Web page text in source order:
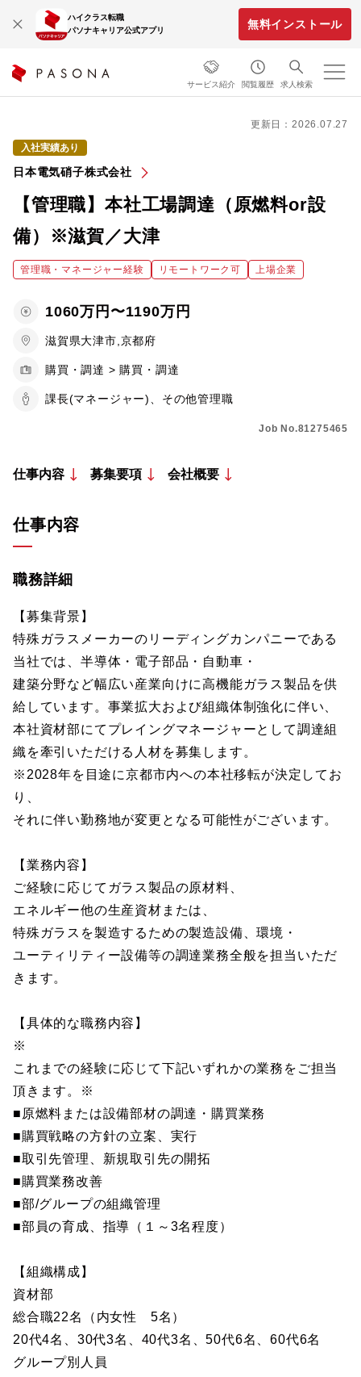
ハイクラス転職
パソナキャリア公式アプリ
無料インストール
サービス紹介 閲覧履歴 求人検索
更新日：2026.07.27
入社実績あり
日本電気硝子株式会社
【管理職】本社工場調達（原燃料or設
備）※滋賀／大津
管理職・マネージャー経験 リモートワーク可 上場企業
1060万円〜1190万円
滋賀県大津市,京都府
購買・調達 > 購買・調達
課長(マネージャー)、その他管理職
Job No.81275465
仕事内容 募集要項 会社概要
仕事内容
職務詳細
【募集背景】
特殊ガラスメーカーのリーディングカンパニーである
当社では、半導体・電子部品・自動車・
建築分野など幅広い産業向けに高機能ガラス製品を供
給しています。事業拡大および組織体制強化に伴い、
本社資材部にてプレイングマネージャーとして調達組
織を牽引いただける人材を募集します。
※2028年を目途に京都市内への本社移転が決定してお
り、
それに伴い勤務地が変更となる可能性がございます。
【業務内容】
ご経験に応じてガラス製品の原材料、
エネルギー他の生産資材または、
特殊ガラスを製造するための製造設備、環境・
ユーティリティー設備等の調達業務全般を担当いただ
きます。
【具体的な職務内容】
※
これまでの経験に応じて下記いずれかの業務をご担当
頂きます。※
■原燃料または設備部材の調達・購買業務
■購買戦略の方針の立案、実行
■取引先管理、新規取引先の開拓
■購買業務改善
■部/グループの組織管理
■部員の育成、指導（１～3名程度）
【組織構成】
資材部
総合職22名（内女性 5名）
20代4名、30代3名、40代3名、50代6名、60代6名
グループ別人員